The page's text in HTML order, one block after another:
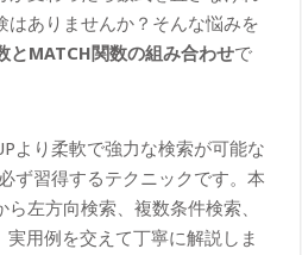
はありませんか？そんな悩みを
とMATCH関数の組み合わせで
より柔軟で強力な検索が可能な
ず習得するテクニックです。本
左方向検索、複数条件検索、
実用例を交えて丁寧に解説しま